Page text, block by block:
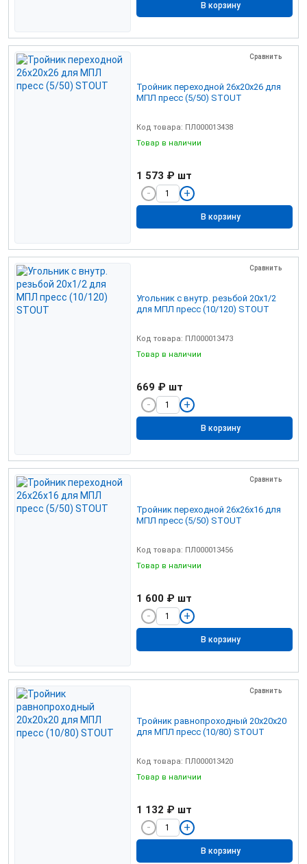
В корзину
Сравнить
Тройник переходной 26х20х26 для
МПЛ пресс (5/50) STOUT
Код товара: ПЛ000013438
Товар в наличии
1 573 ₽ шт
В корзину
Сравнить
Угольник с внутр. резьбой 20х1/2
для МПЛ пресс (10/120) STOUT
Код товара: ПЛ000013473
Товар в наличии
669 ₽ шт
В корзину
Сравнить
Тройник переходной 26х26х16 для
МПЛ пресс (5/50) STOUT
Код товара: ПЛ000013456
Товар в наличии
1 600 ₽ шт
В корзину
Сравнить
Тройник равнопроходный 20х20х20
для МПЛ пресс (10/80) STOUT
Код товара: ПЛ000013420
Товар в наличии
1 132 ₽ шт
В корзину